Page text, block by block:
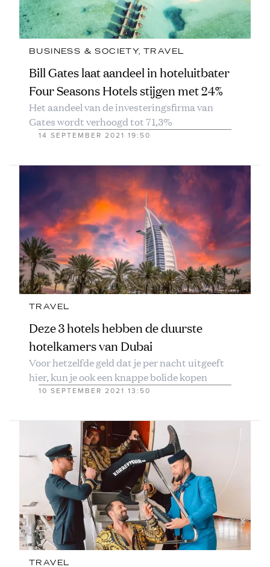
BUSINESS & SOCIETY, TRAVEL
Bill Gates laat aandeel in hoteluitbater
Four Seasons Hotels stijgen met 24%
Het aandeel van de investeringsfirma van
Gates wordt verhoogd tot 71,3%
14 SEPTEMBER 2021 19:50
TRAVEL
Deze 3 hotels hebben de duurste
hotelkamers van Dubai
Voor hetzelfde geld dat je per nacht uitgeeft
hier, kun je ook een knappe bolide kopen
10 SEPTEMBER 2021 13:50
TRAVEL